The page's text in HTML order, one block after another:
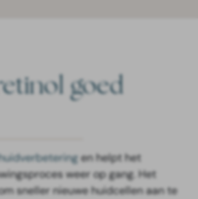
goed
en helpt het
weer op gang. Het
sneller nieuwe huidcellen aan te